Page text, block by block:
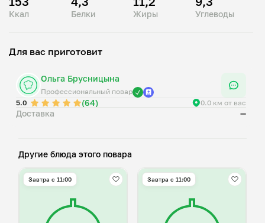
Ккал Белки Жиры Углеводы
Для вас приготовит
Ольга Брусницына
Профессиональный повар
5.0
(64) 0.0 км от вас
Доставка —
Другие блюда этого повара
Завтра c 11:00 Завтра c 11:00